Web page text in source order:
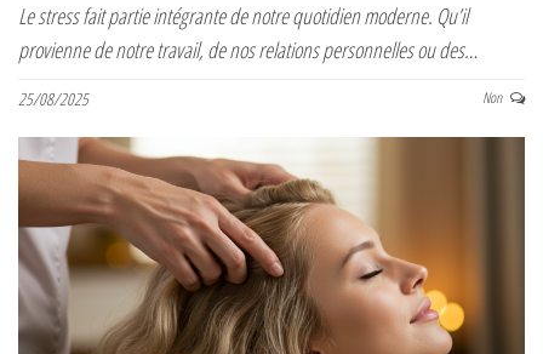
Le stress fait partie intégrante de notre quotidien moderne. Qu’il
provienne de notre travail, de nos relations personnelles ou des…
25/08/2025 Non